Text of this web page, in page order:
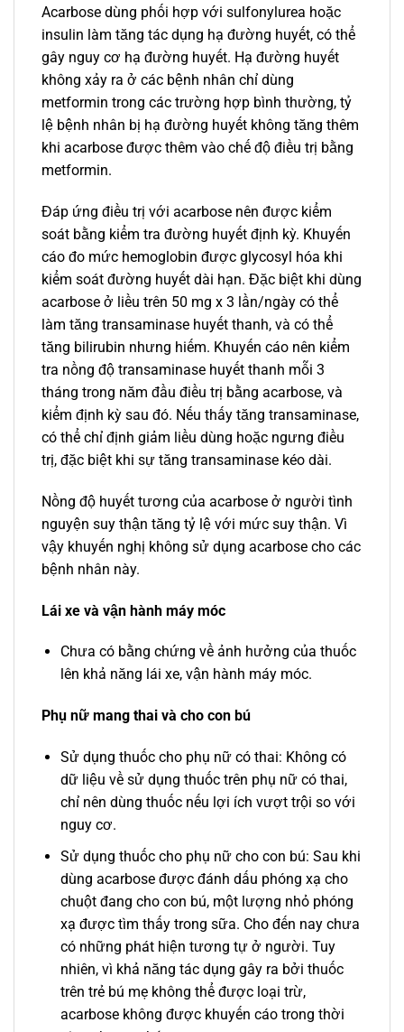
Acarbose dùng phối hợp với sulfonylurea hoặc
insulin làm tăng tác dụng hạ đường huyết, có thể
gây nguy cơ hạ đường huyết. Hạ đường huyết
không xảy ra ở các bệnh nhân chỉ dùng
metformin trong các trường hợp bình thường, tỷ
lệ bệnh nhân bị hạ đường huyết không tăng thêm
khi acarbose được thêm vào chế độ điều trị bằng
metformin.
Đáp ứng điều trị với acarbose nên được kiểm
soát bằng kiểm tra đường huyết định kỳ. Khuyến
cáo đo mức hemoglobin được glycosyl hóa khi
kiểm soát đường huyết dài hạn. Đặc biệt khi dùng
acarbose ở liều trên 50 mg x 3 lần/ngày có thể
làm tăng transaminase huyết thanh, và có thể
tăng bilirubin nhưng hiếm. Khuyến cáo nên kiểm
tra nồng độ transaminase huyết thanh mỗi 3
tháng trong năm đầu điều trị bằng acarbose, và
kiểm định kỳ sau đó. Nếu thấy tăng transaminase,
có thể chỉ định giảm liều dùng hoặc ngưng điều
trị, đặc biệt khi sự tăng transaminase kéo dài.
Nồng độ huyết tương của acarbose ở người tình
nguyện suy thận tăng tỷ lệ với mức suy thận. Vì
vậy khuyến nghị không sử dụng acarbose cho các
bệnh nhân này.
Lái xe và vận hành máy móc
Chưa có bằng chứng về ảnh hưởng của thuốc
lên khả năng lái xe, vận hành máy móc.
Phụ nữ mang thai và cho con bú
Sử dụng thuốc cho phụ nữ có thai: Không có
dữ liệu về sử dụng thuốc trên phụ nữ có thai,
chỉ nên dùng thuốc nếu lợi ích vượt trội so với
nguy cơ.
Sử dụng thuốc cho phụ nữ cho con bú: Sau khi
dùng acarbose được đánh dấu phóng xạ cho
chuột đang cho con bú, một lượng nhỏ phóng
xạ được tìm thấy trong sữa. Cho đến nay chưa
có những phát hiện tương tự ở người. Tuy
nhiên, vì khả năng tác dụng gây ra bởi thuốc
trên trẻ bú mẹ không thể được loại trừ,
acarbose không được khuyến cáo trong thời